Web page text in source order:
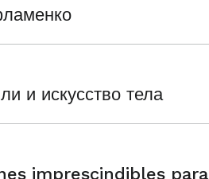
и искусство тела
imprescindibles para